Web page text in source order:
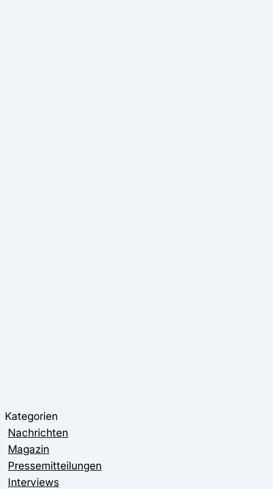
Kategorien
Nachrichten
Magazin
Pressemitteilungen
Interviews